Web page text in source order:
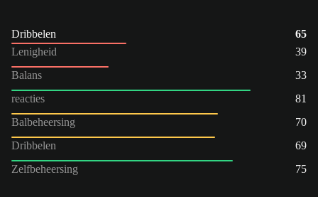
Dribbelen
65
Lenigheid
39
Balans
33
reacties
81
Balbeheersing
70
Dribbelen
69
Zelfbeheersing
75